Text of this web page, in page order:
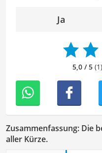
angenehme
beitragen, dass die
präsentiert werden und
Ja
5,0 / 5
Zusammenfassung: Die
aller Kürze.